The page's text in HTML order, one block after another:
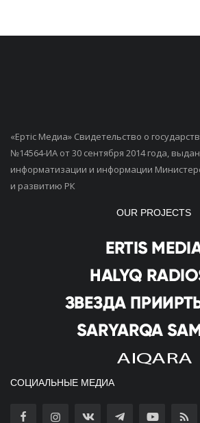
«Ертiс Медиа» Свидетельство о
№14564-ИА от 30 сентября 2014 года,
информатизации и информации
и развитию РК
OUR PROJECTS
СОЦИАЛЬНЫЕ МЕДИА